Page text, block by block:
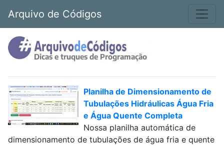
Arquivo de Códigos
Planilha de Dimensionamento de
Tubulações Hidráulicas Água Fria
e Água Quente Completa
Nossa planilha automática de
dimensionamento de tubulações de água fria e quente